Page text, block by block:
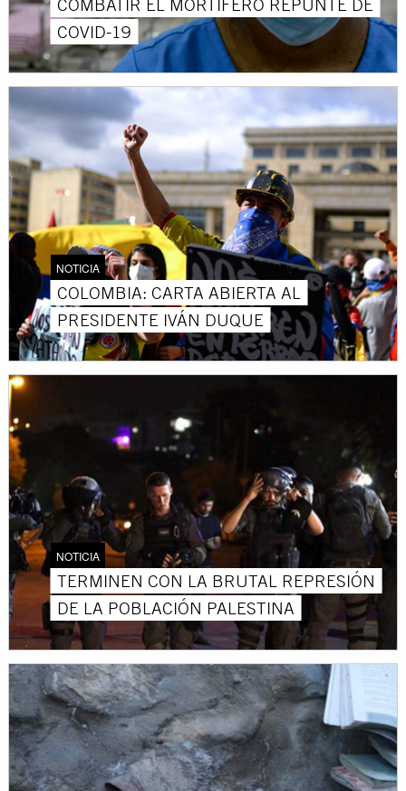
COMBATIR EL MORTÍFERO REPUNTE DE
COVID-19
NOTICIA
COLOMBIA: CARTA ABIERTA AL
PRESIDENTE IVÁN DUQUE
NOTICIA
TERMINEN CON LA BRUTAL REPRESIÓN
DE LA POBLACIÓN PALESTINA